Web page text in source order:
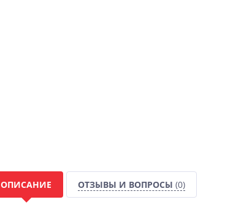
ОПИСАНИЕ ОТЗЫВЫ И ВОПРОСЫ (0)